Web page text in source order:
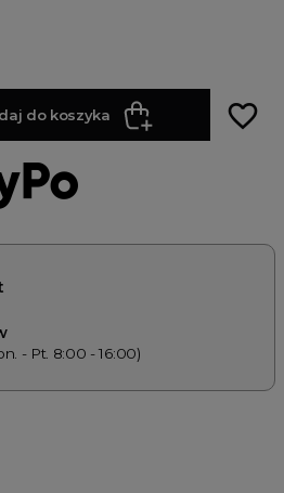
do koszyka favorite_border
- Pt. 8:00 - 16:00)